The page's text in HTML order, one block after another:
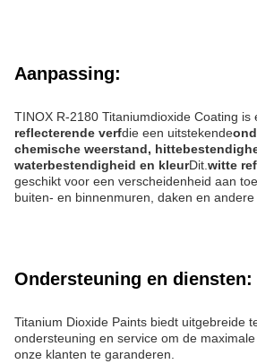
Aanpassing:
TINOX R-2180 Titaniumdioxide Coating is
reflecterende verfdie een uitstekende
chemische weerstand,
waterbestendigheid en kleurDit. witte
geschikt voor een verscheidenheid aan
buiten- en binnenmuren, daken en andere
Ondersteuning en diensten:
Titanium Dioxide Paints biedt uitgebreide
ondersteuning en service om de
onze klanten te garanderen.